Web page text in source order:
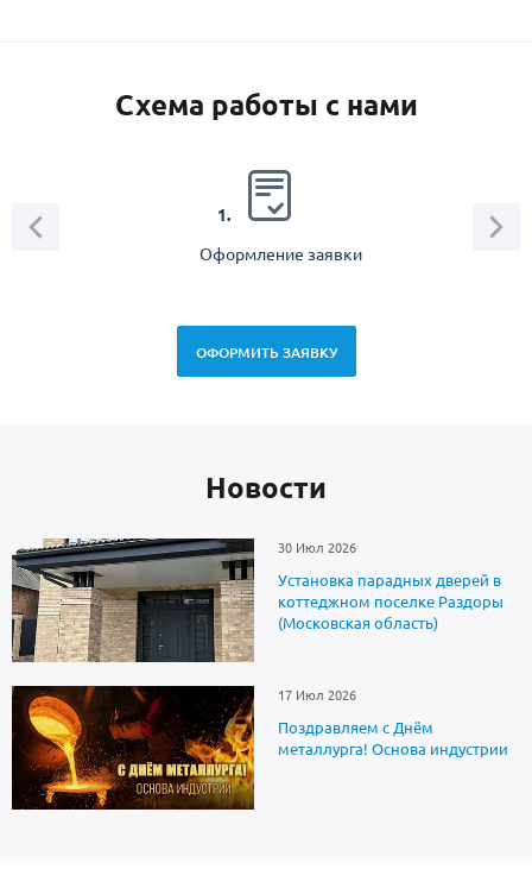
Схема работы с нами
1.
Оформление заявки
ОФОРМИТЬ ЗАЯВКУ
Новоcти
30 Июл 2026
Установка парадных дверей в
коттеджном поселке Раздоры
(Московская область)
17 Июл 2026
Поздравляем с Днём
металлурга! Основа индустрии